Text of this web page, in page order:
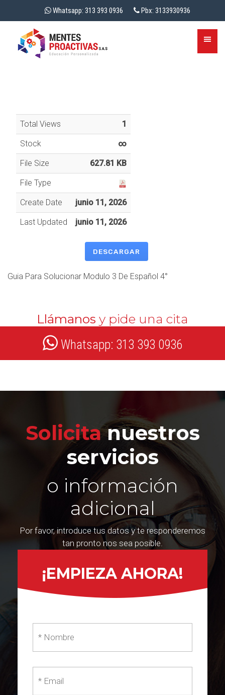
Whatsapp: 313 393 0936 Pbx: 3133930936
Total Views 1
Stock ∞
File Size 627.81 KB
File Type
Create Date junio 11, 2026
Last Updated junio 11, 2026
DESCARGAR
Guia Para Solucionar Modulo 3 De Español 4°
Llámanos y pide una cita
Whatsapp: 313 393 0936
Solicitanuestros
servicios
o información
adicional
Por favor, introduce tus datos y te responderemos
tan pronto nos sea posible.
¡EMPIEZA AHORA!